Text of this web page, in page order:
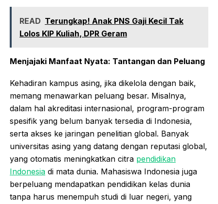
READ Terungkap! Anak PNS Gaji Kecil Tak
Lolos KIP Kuliah, DPR Geram
Menjajaki Manfaat Nyata: Tantangan dan Peluang
Kehadiran kampus asing, jika dikelola dengan baik,
memang menawarkan peluang besar. Misalnya,
dalam hal akreditasi internasional, program-program
spesifik yang belum banyak tersedia di Indonesia,
serta akses ke jaringan penelitian global. Banyak
universitas asing yang datang dengan reputasi global,
yang otomatis meningkatkan citra pendidikan
Indonesia di mata dunia. Mahasiswa Indonesia juga
berpeluang mendapatkan pendidikan kelas dunia
tanpa harus menempuh studi di luar negeri, yang